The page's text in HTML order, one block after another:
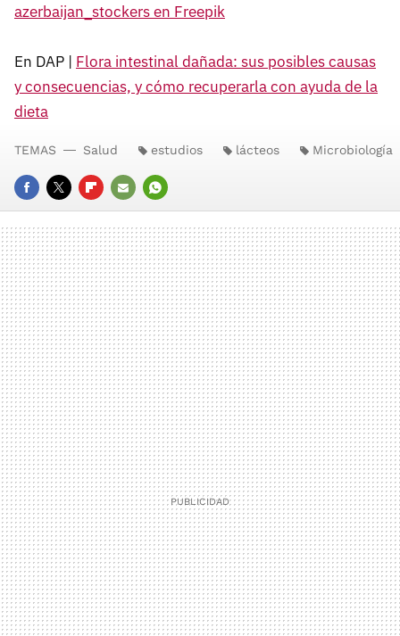
azerbaijan_stockers en Freepik
En DAP | Flora intestinal dañada: sus posibles causas
y consecuencias, y cómo recuperarla con ayuda de la
dieta
FACEBOOK
TWITTERFLIPBOARD
E-
MAIL
WHATSAPP
TEMAS Salud estudios lácteos Microbiología